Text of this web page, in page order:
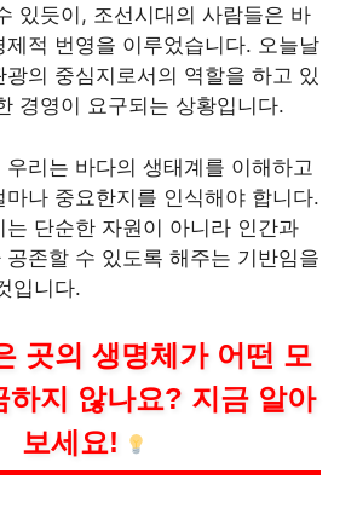
있듯이, 조선시대의 사람들은 바
제적 번영을 이루었습니다. 오늘날
의 중심지로서의 역할을 하고 있
경영이 요구되는 상황입니다.
리는 바다의 생태계를 이해하고
마나 중요한지를 인식해야 합니다.
는 단순한 자원이 아니라 인간과
공존할 수 있도록 해주는 기반임을
입니다.
곳의 생명체가 어떤 모
하지 않나요? 지금 알아
보세요!